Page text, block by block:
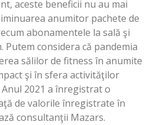
aceste beneficii nu au mai
anumitor pachete de
abonamentele la sală şi
Putem considera că pandemia
sălilor de fitness în anumite
şi în sfera activităţilor
2021 a înregistrat o
de valorile înregistrate în
consultanţii Mazars.